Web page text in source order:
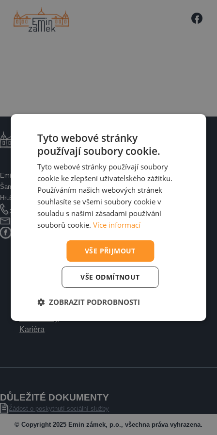
Emin Zámek
Šanov 275, 671 67
Hrušovany nad Jevišovkou
+420 515 229 151
emin@eminzamek.cz
Domov se zvláštním režimem Emin zámek
Chráněné bydlení
Sociální rehabilitace
Zájemci o službu
Kariéra
DŮLEŽITÉ DOKUMENTY
Žádost o poskytnutí sociální služby
© Copyright 2025 Emin zámek, p.o., všechna práva vyhrazena.
Tyto webové stránky
používají soubory cookie.
Tyto webové stránky používají soubory
cookie ke zlepšení uživatelského zážitku.
Používáním našich webových stránek
souhlasíte se všemi soubory cookie v
souladu s našimi zásadami používání
souborů cookie. Více informací
VŠE PŘIJMOUT
VŠE ODMÍTNOUT
ZOBRAZIT PODROBNOSTI